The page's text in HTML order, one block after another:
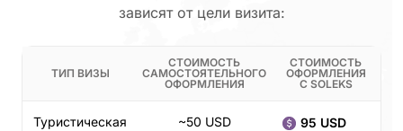
зависят от цели визита:
ТИП ВИЗЫ
СТОИМОСТЬ
САМОСТОЯТЕЛЬНОГО
ОФОРМЛЕНИЯ
СТОИМОСТЬ
ОФОРМЛЕНИЯ
С SOLEKS
Туристическая ~50 USD 95 USD